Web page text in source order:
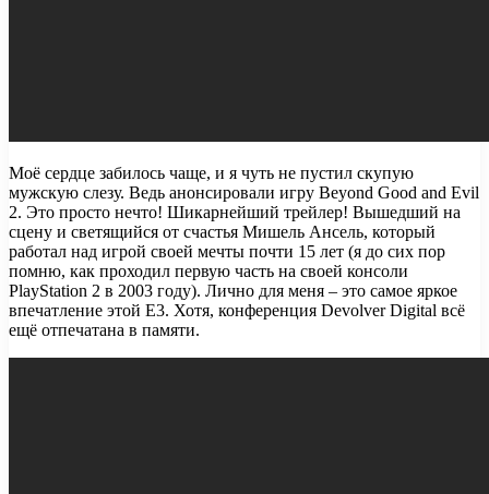
Моё сердце забилось чаще, и я чуть не пустил скупую
мужскую слезу. Ведь анонсировали игру Beyond Good and Evil
2. Это просто нечто! Шикарнейший трейлер! Вышедший на
сцену и светящийся от счастья Мишель Ансель, который
работал над игрой своей мечты почти 15 лет (я до сих пор
помню, как проходил первую часть на своей консоли
PlayStation 2 в 2003 году). Лично для меня – это самое яркое
впечатление этой Е3. Хотя, конференция Devolver Digital всё
ещё отпечатана в памяти.